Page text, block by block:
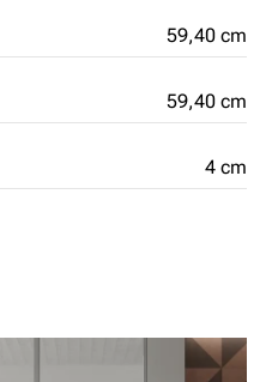
59,40 cm
59,40 cm
4 cm